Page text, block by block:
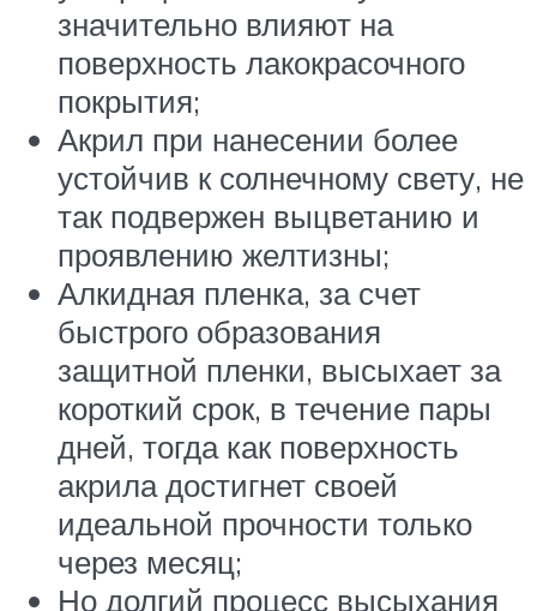
значительно влияют на
поверхность лакокрасочного
покрытия;
Акрил при нанесении более
устойчив к солнечному свету, не
так подвержен выцветанию и
проявлению желтизны;
Алкидная пленка, за счет
быстрого образования
защитной пленки, высыхает за
короткий срок, в течение пары
дней, тогда как поверхность
акрила достигнет своей
идеальной прочности только
через месяц;
Но долгий процесс высыхания